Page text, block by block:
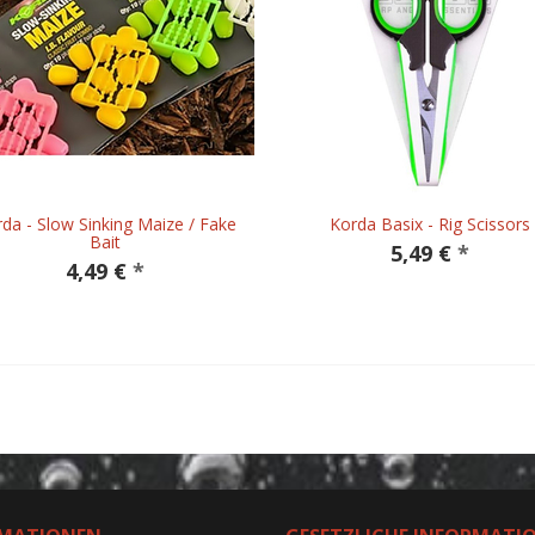
- Slow Sinking Maize / Fake
Bait
4,49 € *
Korda Basix - Rig Scissors
5,49 € *